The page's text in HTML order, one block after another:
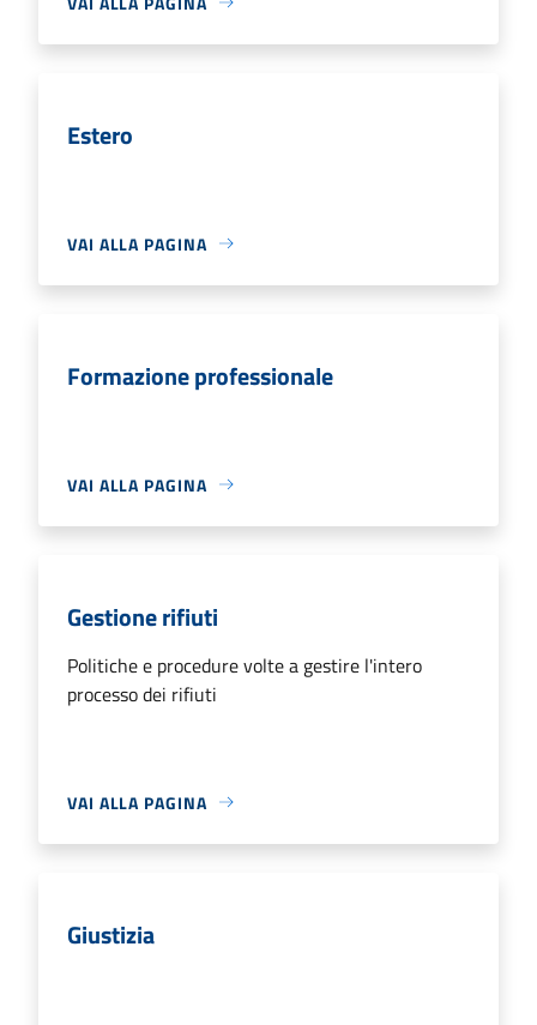
Estero
VAI ALLA PAGINA
Formazione professionale
VAI ALLA PAGINA
Gestione rifiuti
Politiche e procedure volte a gestire l'intero
processo dei rifiuti
VAI ALLA PAGINA
Giustizia